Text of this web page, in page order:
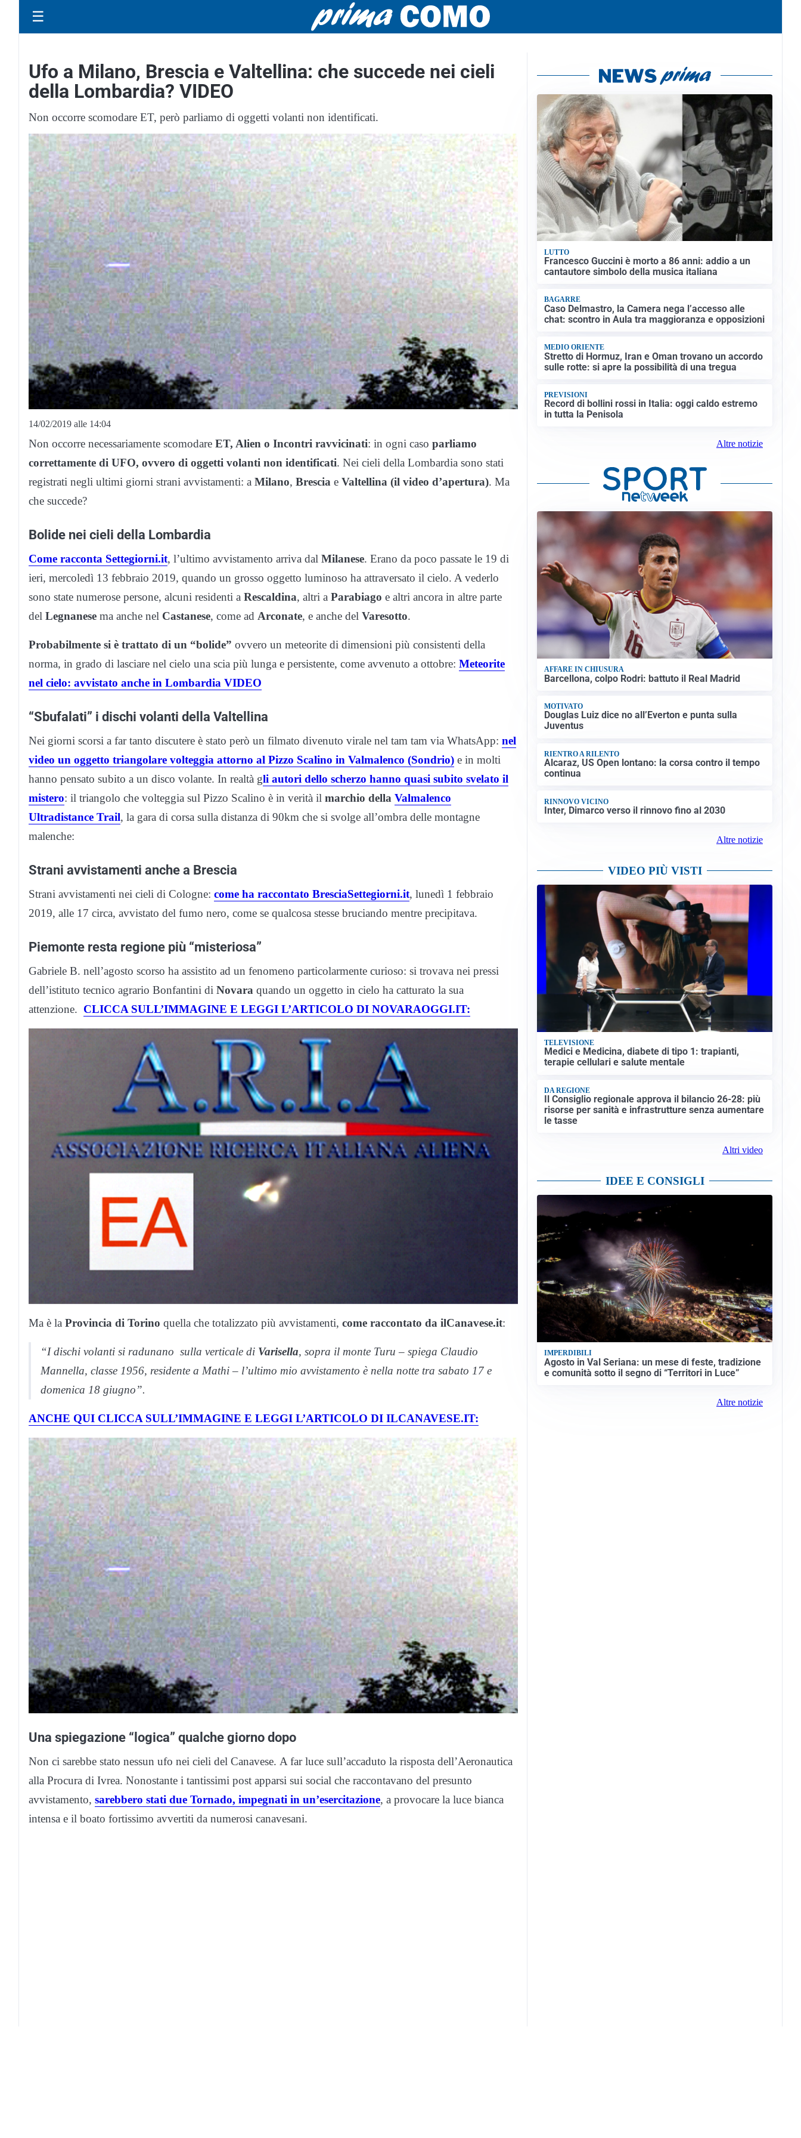
☰
Ufo a Milano, Brescia e Valtellina: che succede nei cieli
della Lombardia? VIDEO
Non occorre scomodare ET, però parliamo di oggetti volanti non identificati.
14/02/2019 alle 14:04
Non occorre necessariamente scomodare ET, Alien o Incontri ravvicinati: in ogni caso parliamo
correttamente di UFO, ovvero di oggetti volanti non identificati. Nei cieli della Lombardia sono stati
registrati negli ultimi giorni strani avvistamenti: a Milano, Brescia e Valtellina (il video d’apertura). Ma
che succede?
Bolide nei cieli della Lombardia
Come racconta Settegiorni.it, l’ultimo avvistamento arriva dal Milanese. Erano da poco passate le 19 di
ieri, mercoledì 13 febbraio 2019, quando un grosso oggetto luminoso ha attraversato il cielo. A vederlo
sono state numerose persone, alcuni residenti a Rescaldina, altri a Parabiago e altri ancora in altre parte
del Legnanese ma anche nel Castanese, come ad Arconate, e anche del Varesotto.
Probabilmente si è trattato di un “bolide” ovvero un meteorite di dimensioni più consistenti della
norma, in grado di lasciare nel cielo una scia più lunga e persistente, come avvenuto a ottobre: Meteorite
nel cielo: avvistato anche in Lombardia VIDEO
“Sbufalati” i dischi volanti della Valtellina
Nei giorni scorsi a far tanto discutere è stato però un filmato divenuto virale nel tam tam via WhatsApp: nel
video un oggetto triangolare volteggia attorno al Pizzo Scalino in Valmalenco (Sondrio) e in molti
hanno pensato subito a un disco volante. In realtà gli autori dello scherzo hanno quasi subito svelato il
mistero: il triangolo che volteggia sul Pizzo Scalino è in verità il marchio della Valmalenco
Ultradistance Trail, la gara di corsa sulla distanza di 90km che si svolge all’ombra delle montagne
malenche:
Strani avvistamenti anche a Brescia
Strani avvistamenti nei cieli di Cologne: come ha raccontato BresciaSettegiorni.it, lunedì 1 febbraio
2019, alle 17 circa, avvistato del fumo nero, come se qualcosa stesse bruciando mentre precipitava.
Piemonte resta regione più “misteriosa”
Gabriele B. nell’agosto scorso ha assistito ad un fenomeno particolarmente curioso: si trovava nei pressi
dell’istituto tecnico agrario Bonfantini di Novara quando un oggetto in cielo ha catturato la sua
attenzione. CLICCA SULL’IMMAGINE E LEGGI L’ARTICOLO DI NOVARAOGGI.IT:
Ma è la Provincia di Torino quella che totalizzato più avvistamenti, come raccontato da ilCanavese.it:
“I dischi volanti si radunano sulla verticale di Varisella, sopra il monte Turu – spiega Claudio
Mannella, classe 1956, residente a Mathi – l’ultimo mio avvistamento è nella notte tra sabato 17 e
domenica 18 giugno”.
ANCHE QUI CLICCA SULL’IMMAGINE E LEGGI L’ARTICOLO DI ILCANAVESE.IT:
Una spiegazione “logica” qualche giorno dopo
Non ci sarebbe stato nessun ufo nei cieli del Canavese. A far luce sull’accaduto la risposta dell’Aeronautica
alla Procura di Ivrea. Nonostante i tantissimi post apparsi sui social che raccontavano del presunto
avvistamento, sarebbero stati due Tornado, impegnati in un’esercitazione, a provocare la luce bianca
intensa e il boato fortissimo avvertiti da numerosi canavesani.
LUTTO
Francesco Guccini è morto a 86 anni: addio a un
cantautore simbolo della musica italiana
BAGARRE
Caso Delmastro, la Camera nega l’accesso alle
chat: scontro in Aula tra maggioranza e opposizioni
MEDIO ORIENTE
Stretto di Hormuz, Iran e Oman trovano un accordo
sulle rotte: si apre la possibilità di una tregua
PREVISIONI
Record di bollini rossi in Italia: oggi caldo estremo
in tutta la Penisola
Altre notizie
AFFARE IN CHIUSURA
Barcellona, colpo Rodri: battuto il Real Madrid
MOTIVATO
Douglas Luiz dice no all’Everton e punta sulla
Juventus
RIENTRO A RILENTO
Alcaraz, US Open lontano: la corsa contro il tempo
continua
RINNOVO VICINO
Inter, Dimarco verso il rinnovo fino al 2030
Altre notizie
VIDEO PIÙ VISTI
TELEVISIONE
Medici e Medicina, diabete di tipo 1: trapianti,
terapie cellulari e salute mentale
DA REGIONE
Il Consiglio regionale approva il bilancio 26-28: più
risorse per sanità e infrastrutture senza aumentare
le tasse
Altri video
IDEE E CONSIGLI
IMPERDIBILI
Agosto in Val Seriana: un mese di feste, tradizione
e comunità sotto il segno di “Territori in Luce”
Altre notizie